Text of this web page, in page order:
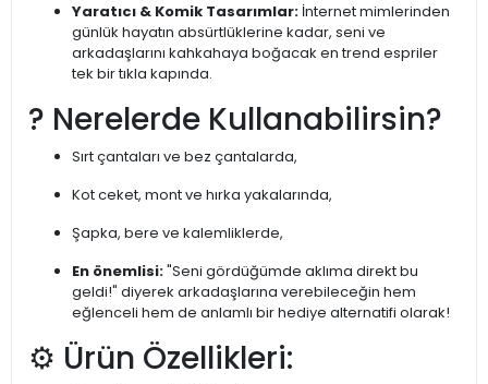
Yaratıcı & Komik Tasarımlar: İnternet mimlerinden
günlük hayatın absürtlüklerine kadar, seni ve
arkadaşlarını kahkahaya boğacak en trend espriler
tek bir tıkla kapında.
? Nerelerde Kullanabilirsin?
Sırt çantaları ve bez çantalarda,
Kot ceket, mont ve hırka yakalarında,
Şapka, bere ve kalemliklerde,
En önemlisi:"Seni gördüğümde aklıma direkt bu
geldi!" diyerek arkadaşlarına verebileceğin hem
eğlenceli hem de anlamlı bir hediye alternatifi olarak!
⚙️ Ürün Özellikleri: